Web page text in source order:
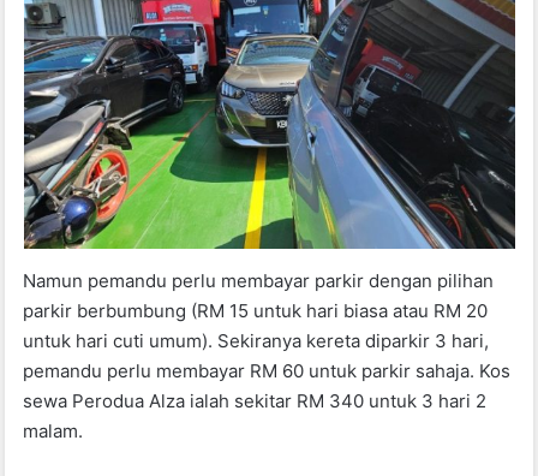
Namun pemandu perlu membayar parkir dengan pilihan
parkir berbumbung (RM 15 untuk hari biasa atau RM 20
untuk hari cuti umum). Sekiranya kereta diparkir 3 hari,
pemandu perlu membayar RM 60 untuk parkir sahaja. Kos
sewa Perodua Alza ialah sekitar RM 340 untuk 3 hari 2
malam.